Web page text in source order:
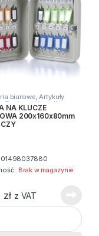
PUDRŁKO
biurowe,Artykuły
, Zawieszki i szafki na
NA KLUCZE
200x160x80mm
Brak w magazynie
zł z VAT
NA KLUCZE